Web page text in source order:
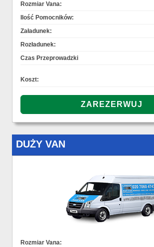
Rozmiar Vana:
Ilość Pomocników:
Załadunek:
Rozładunek:
Czas Przeprowadzki
Koszt:
DUŻY VAN
Rozmiar Vana: